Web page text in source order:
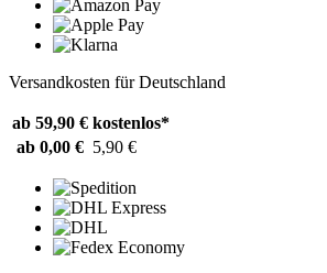
Versandkosten für Deutschland
ab 59,90 € kostenlos*
ab 0,00 € 5,90 €